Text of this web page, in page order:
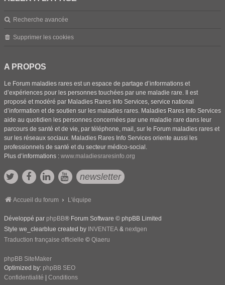
Recherche avancée
Supprimer les cookies
A PROPOS
Le Forum maladies rares est un espace de partage d’informations et
d’expériences pour les personnes touchées par une maladie rare. Il est
proposé et modéré par Maladies Rares Info Services, service national
d’information et de soutien sur les maladies rares. Maladies Rares Info Services
aide au quotidien les personnes concernées par une maladie rare dans leur
parcours de santé et de vie, par téléphone, mail, sur le Forum maladies rares et
sur les réseaux sociaux. Maladies Rares Info Services oriente aussi les
professionnels de santé et du secteur médico-social.
Plus d’informations : www.maladiesraresinfo.org
newsletter
Accueil du forum L'équipe
Développé par phpBB® Forum Software © phpBB Limited
Style we_clearblue created by INVENTEA & nextgen
Traduction française officielle © Qiaeru
phpBB SiteMaker
Optimized by: phpBB SEO
Confidentialité
Conditions